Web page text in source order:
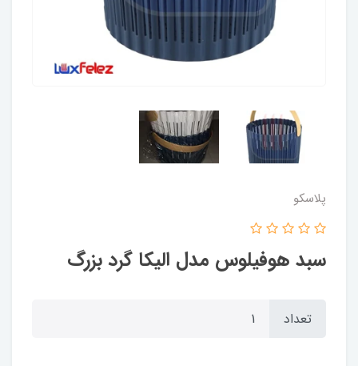
پلاسکو
سبد هوفیلوس مدل الیکا گرد بزرگ
تعداد